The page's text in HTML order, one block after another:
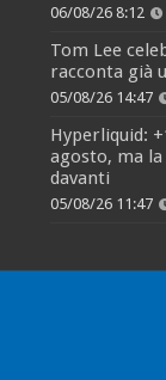
06/08/26 8:12
Tom Lee
racconta già
05/08/26 14:47
Hyperliquid:
agosto, ma la
davanti
05/08/26 11:47